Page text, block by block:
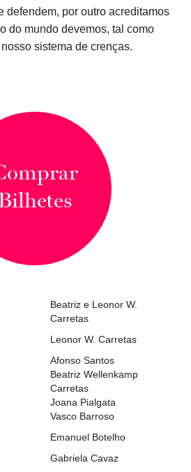
defendem, por outro acreditamos
do mundo devemos, tal como
sistema de crenças.
Beatriz e Leonor W.
Carretas
Leonor W. Carretas
Afonso Santos
Beatriz Wellenkamp
Carretas
Joana Pialgata
Vasco Barroso
Emanuel Botelho
Gabriela Cavaz